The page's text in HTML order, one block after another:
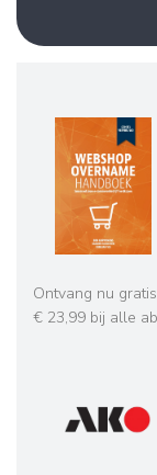
Ontvang nu
€ 23,99 bij alle